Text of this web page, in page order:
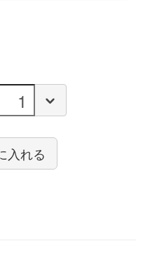
入れる